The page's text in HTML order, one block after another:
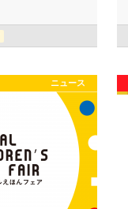
ニュース